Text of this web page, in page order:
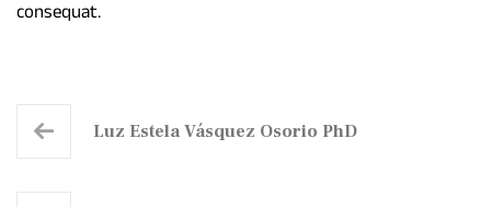
consequat.
Luz Estela Vásquez Osorio PhD